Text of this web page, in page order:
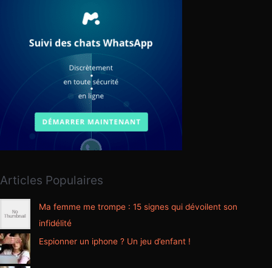
Articles Populaires
Ma femme me trompe : 15 signes qui dévoilent son
infidélité
Espionner un iphone ? Un jeu d’enfant !